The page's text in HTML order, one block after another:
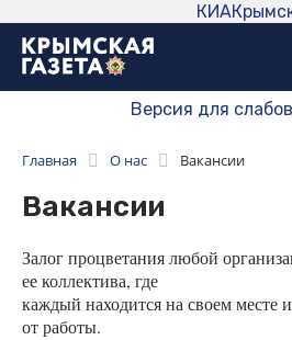
КИА
Версия для
Главная О нас Вакансии
Вакансии
Залог процветания любой
ее коллектива, где
каждый находится на своем месте
от работы.